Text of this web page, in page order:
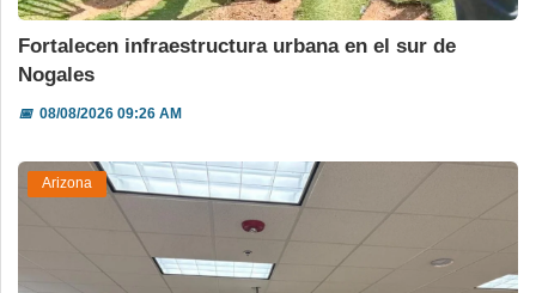
Fortalecen infraestructura urbana en el sur de
Nogales
📅08/08/2026 09:26 AM
Arizona